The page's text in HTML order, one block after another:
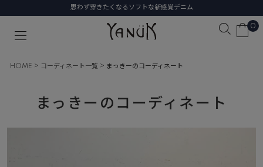
思わず穿きたくなるソフトな新感覚デニム
0
HOME コーディネート一覧 まっきーのコーディネート
まっきーのコーディネート